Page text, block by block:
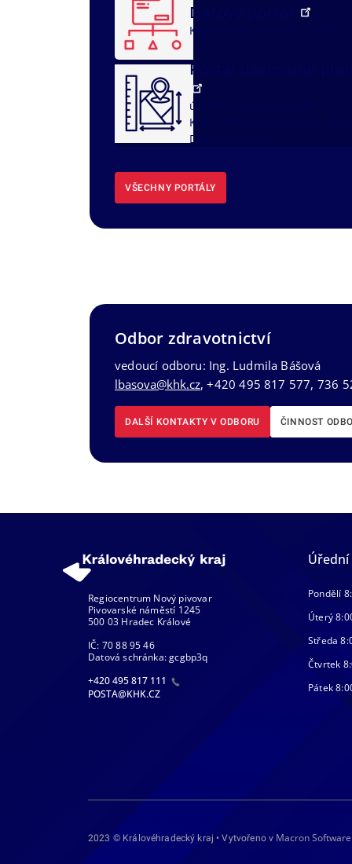
Datový portál
Kraj v datech
Portál územního
územní plány obcí
Královéhradeckého kraje -
DMVS, část ÚAP
VŠECHNY PORTÁLY
Odbor zdravotnictví
vedoucí odboru: Ing. Ludmila Bášová
lbasova@khk.cz, +420 495 817 577, 736
DALŠÍ KONTAKTY V ODBORU ČINNOST
Regiocentrum Nový pivovar
Pivovarské náměstí 1245
500 03 Hradec Králové
IČ: 70 88 95 46
Datová schránka: gcgbp3q
+420 495 817 111
POSTA@KHK.CZ
Pondělí
Úterý
Středa
Čtvrtek
Pátek
2023 © Královéhradecký kraj • Vytvořeno v Macron Software